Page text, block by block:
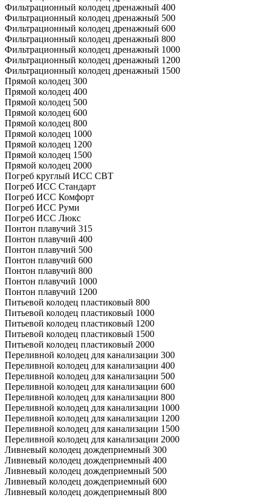
Фильтрационный колодец дренажный 400
Фильтрационный колодец дренажный 500
Фильтрационный колодец дренажный 600
Фильтрационный колодец дренажный 800
Фильтрационный колодец дренажный 1000
Фильтрационный колодец дренажный 1200
Фильтрационный колодец дренажный 1500
Прямой колодец 300
Прямой колодец 400
Прямой колодец 500
Прямой колодец 600
Прямой колодец 800
Прямой колодец 1000
Прямой колодец 1200
Прямой колодец 1500
Прямой колодец 2000
Погреб круглый ИСС СВТ
Погреб ИСС Стандарт
Погреб ИСС Комфорт
Погреб ИСС Руми
Погреб ИСС Люкс
Понтон плавучий 315
Понтон плавучий 400
Понтон плавучий 500
Понтон плавучий 600
Понтон плавучий 800
Понтон плавучий 1000
Понтон плавучий 1200
Питьевой колодец пластиковый 800
Питьевой колодец пластиковый 1000
Питьевой колодец пластиковый 1200
Питьевой колодец пластиковый 1500
Питьевой колодец пластиковый 2000
Переливной колодец для канализации 300
Переливной колодец для канализации 400
Переливной колодец для канализации 500
Переливной колодец для канализации 600
Переливной колодец для канализации 800
Переливной колодец для канализации 1000
Переливной колодец для канализации 1200
Переливной колодец для канализации 1500
Переливной колодец для канализации 2000
Ливневый колодец дождеприемный 300
Ливневый колодец дождеприемный 400
Ливневый колодец дождеприемный 500
Ливневый колодец дождеприемный 600
Ливневый колодец дождеприемный 800